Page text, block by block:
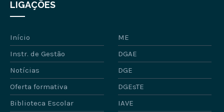
LIGAÇÕES
Início
ME
Instr. de Gestão
DGAE
Notícias
DGE
Oferta formativa
DGEsTE
Biblioteca Escolar
IAVE